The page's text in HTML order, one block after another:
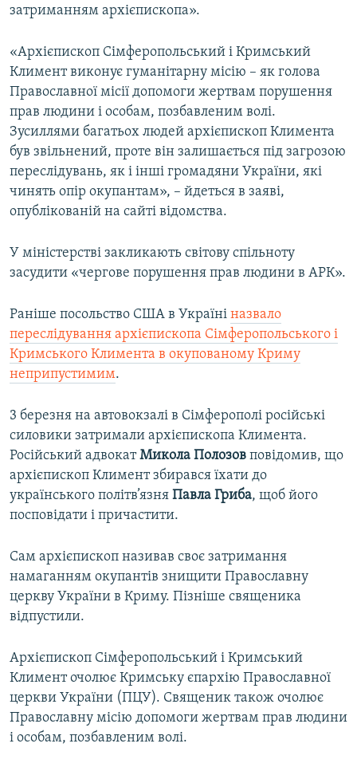
затриманням архієпископа».
«Архієпископ Сімферопольський і Кримський
Климент виконує гуманітарну місію – як голова
Православної місії допомоги жертвам порушення
прав людини і особам, позбавленим волі.
Зусиллями багатьох людей архієпископ Климента
був звільнений, проте він залишається під загрозою
переслідувань, як і інші громадяни України, які
чинять опір окупантам», – йдеться в заяві,
опублікованій на сайті відомства.
У міністерстві закликають світову спільноту
засудити «чергове порушення прав людини в АРК».
Раніше посольство США в Україні назвало
переслідування архієпископа Сімферопольського і
Кримського Климента в окупованому Криму
неприпустимим.
3 березня на автовокзалі в Сімферополі російські
силовики затримали архієпископа Климента.
Російський адвокатМикола Полозов повідомив, що
архієпископ Климент збирався їхати до
українського політв’язня Павла Гриба, щоб його
посповідати і причастити.
Сам архієпископ називав своє затримання
намаганням окупантів знищити Православнy
церкву України в Криму. Пізніше священика
відпустили.​
Архієпископ Сімферопольський і Кримський
Климент очолює Кримську єпархію Православної
церкви України (ПЦУ). Священик також очолює
Православну місію допомоги жертвам прав людини
і особам, позбавленим волі.